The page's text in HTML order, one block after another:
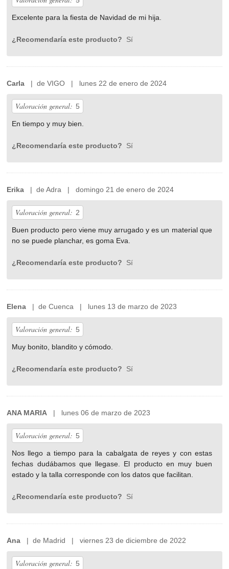
Excelente para la fiesta de Navidad de mi hija.
¿Recomendaría este producto? Sí
Carla | de VIGO | lunes 22 de enero de 2024
Valoración general: 5
En tiempo y muy bien.
¿Recomendaría este producto? Sí
Erika | de Adra | domingo 21 de enero de 2024
Valoración general: 2
Buen producto pero viene muy arrugado y es un material que
no se puede planchar, es goma Eva.
¿Recomendaría este producto? Sí
Elena | de Cuenca | lunes 13 de marzo de 2023
Valoración general: 5
Muy bonito, blandito y cómodo.
¿Recomendaría este producto? Sí
ANA MARIA | lunes 06 de marzo de 2023
Valoración general: 5
Nos llego a tiempo para la cabalgata de reyes y con estas
fechas dudábamos que llegase. El producto en muy buen
estado y la talla corresponde con los datos que facilitan.
¿Recomendaría este producto? Sí
Ana | de Madrid | viernes 23 de diciembre de 2022
Valoración general: 5